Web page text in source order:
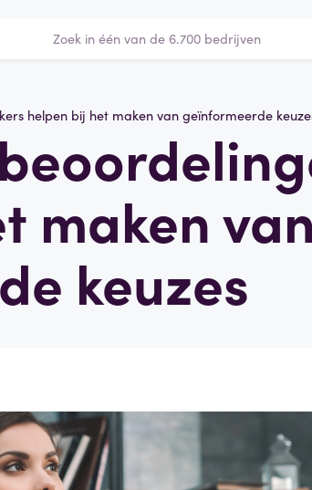
helpen bij het maken van geïnformeerde
maken van
keuzes